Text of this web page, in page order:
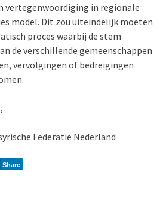
vertegenwoordiging in regionale
model. Dit zou uiteindelijk moeten
proces waarbij de stem
de verschillende gemeenschappen
vervolgingen of bedreigingen
Federatie Nederland
Share